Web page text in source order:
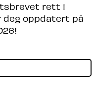
rett i
deg oppdatert på